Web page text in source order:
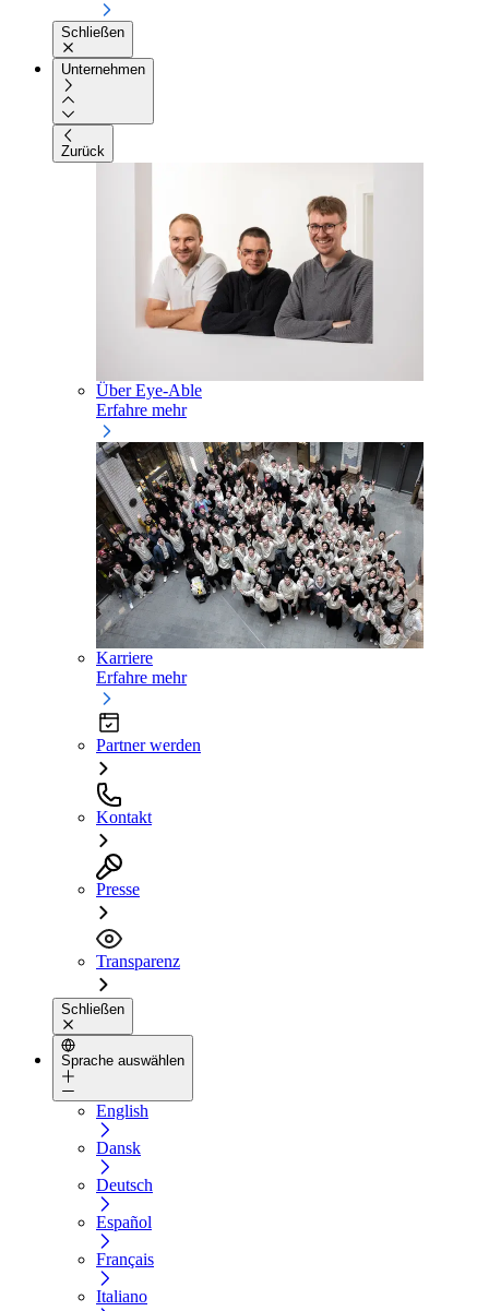
Schließen
Unternehmen
Zurück
Über Eye-Able
Erfahre mehr
Karriere
Erfahre mehr
Partner werden
Kontakt
Presse
Transparenz
Schließen
Sprache auswählen
English
Dansk
Deutsch
Español
Français
Italiano